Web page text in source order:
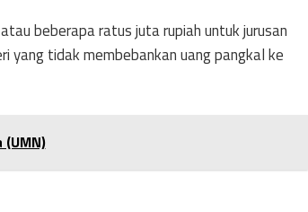
beberapa ratus juta rupiah untuk jurusan
yang tidak membebankan uang pangkal ke